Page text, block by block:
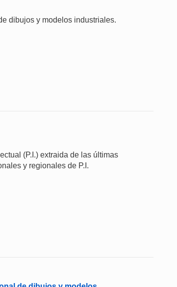
dibujos y modelos industriales.
(P.I.) extraida de las últimas
y regionales de P.I.